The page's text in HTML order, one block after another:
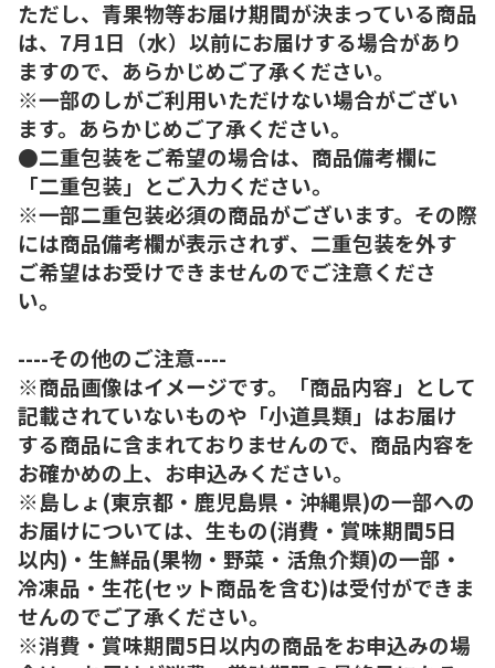
ただし、青果物等お届け期間が決まっている商品
は、7月1日（水）以前にお届けする場合があり
ますので、あらかじめご了承ください。
※一部のしがご利用いただけない場合がござい
ます。あらかじめご了承ください。
●二重包装をご希望の場合は、商品備考欄に
「二重包装」とご入力ください。
※一部二重包装必須の商品がございます。その際
には商品備考欄が表示されず、二重包装を外す
ご希望はお受けできませんのでご注意くださ
い。
----その他のご注意----
※商品画像はイメージです。「商品内容」として
記載されていないものや「小道具類」はお届け
する商品に含まれておりませんので、商品内容を
お確かめの上、お申込みください。
※島しょ(東京都・鹿児島県・沖縄県)の一部への
お届けについては、生もの(消費・賞味期間5日
以内)・生鮮品(果物・野菜・活魚介類)の一部・
冷凍品・生花(セット商品を含む)は受付ができま
せんのでご了承ください。
※消費・賞味期間5日以内の商品をお申込みの場